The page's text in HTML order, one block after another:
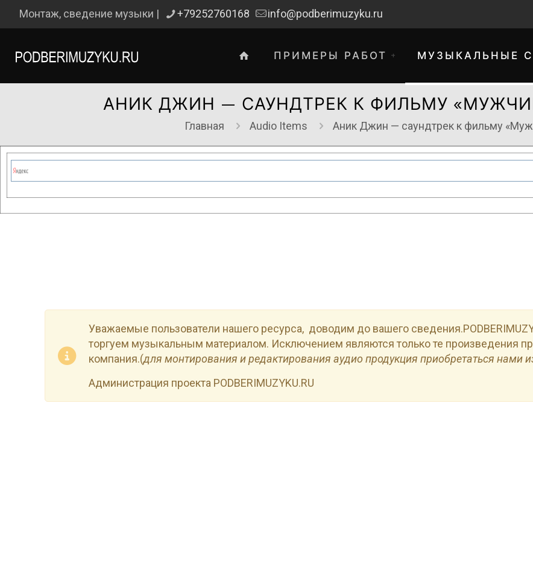
Монтаж, сведение музыки | +79252760168 info@podberimuzyku.ru
ПРИМЕРЫ РАБОТ МУЗЫКАЛЬНЫЕ
АНИК ДЖИН — САУНДТРЕК К ФИЛЬМУ
Главная Audio Items Аник Джин — саундтрек к фильму
Уважаемые пользователи нашего ресурса, доводим до вашего
торгуем музыкальным материалом. Исключением являются только те произведения
компания.(для монтирования и редактирования аудио продукция приобретаться нами
Администрация проекта PODBERIMUZYKU.RU